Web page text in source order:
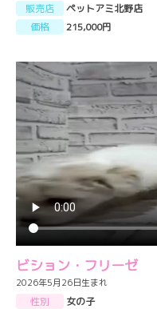
販売店
ペットアミ北野店
価格
215,000円
ビション・フリーゼ
2026年5月26日生まれ
性別
女の子